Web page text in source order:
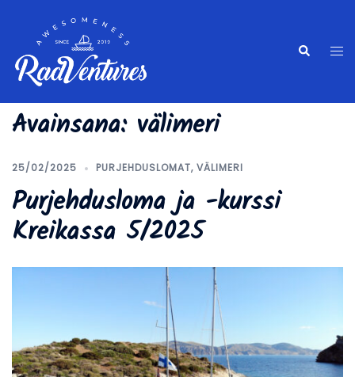
content
Search
Avainsana: välimeri
25/02/2025 PURJEHDUSLOMAT, VÄLIMERI
Purjehdusloma ja -kurssi
Kreikassa 5/2025